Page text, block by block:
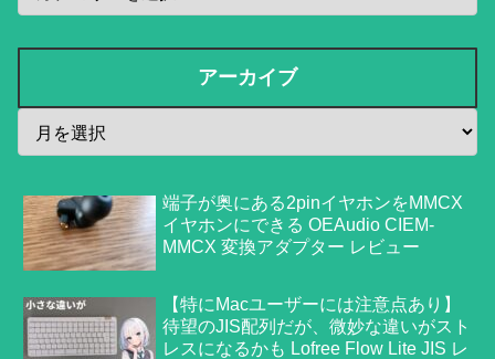
アーカイブ
端子が奥にある2pinイヤホンをMMCX
イヤホンにできる OEAudio CIEM-
MMCX 変換アダプター レビュー
【特にMacユーザーには注意点あり】
待望のJIS配列だが、微妙な違いがスト
レスになるかも Lofree Flow Lite JIS レ